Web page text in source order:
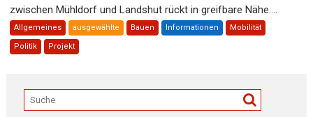
zwischen Mühldorf und Landshut rückt in greifbare Nähe....
Allgemeines ausgewählte Bauen Informationen Mobilität
Politik Projekt